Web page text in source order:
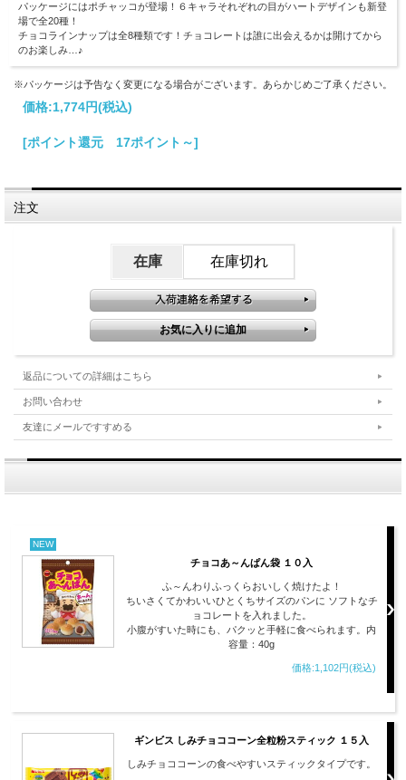
パッケージにはポチャッコが登場！６キャラそれぞれの目がハートデザインも新登
場で全20種！
チョコラインナップは全8種類です！チョコレートは誰に出会えるかは開けてから
のお楽しみ…♪
※パッケージは予告なく変更になる場合がございます。あらかじめご了承ください。
価格:1,774円(税込)
[ポイント還元 17ポイント～]
注文
在庫 在庫切れ
返品についての詳細はこちら
お問い合わせ
友達にメールですすめる
NEW
チョコあ～んぱん袋 １０入
ふ～んわりふっくらおいしく焼けたよ！
ちいさくてかわいいひとくちサイズのパンに ソフトなチ
ョコレートを入れました。
小腹がすいた時にも、パクッと手軽に食べられます。内
容量：40g
価格:1,102円(税込)
ギンビス しみチョココーン全粒粉スティック １５入
しみチョココーンの食べやすいスティックタイプです。